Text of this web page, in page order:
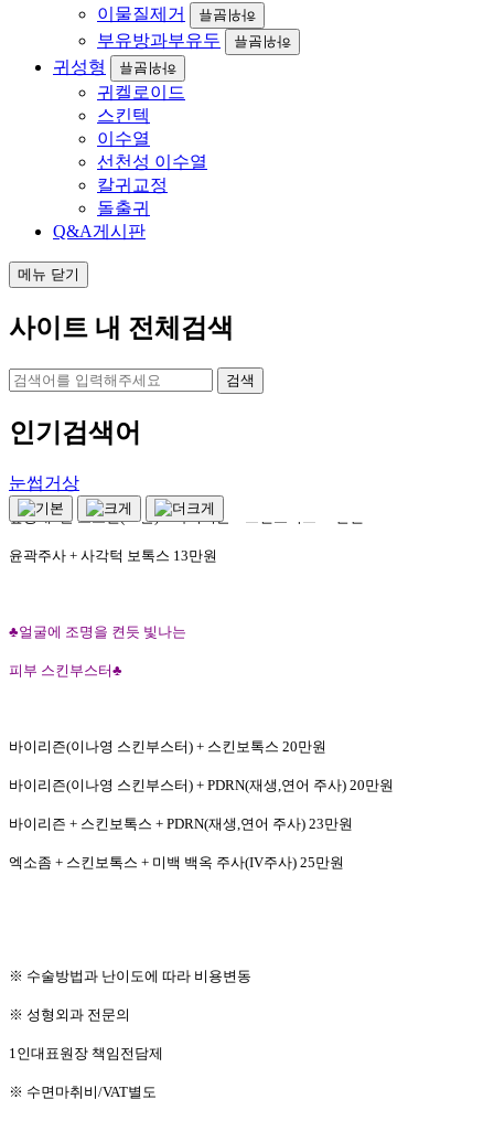
이물질제거
하위분류
부유방과부유두 하위분류
귀성형 하위분류
귀켈로이드
스킨텍
이수열
선천성 이수열
칼귀교정
돌출귀
Q&A게시판
메뉴 닫기
사이트 내 전체검색
검색
인기검색어
눈썹거상
비중격연골) 350만원
코끝 성형 169만원
159만원
실리콘) 180
350 만원
설 연휴 후 리프레시 이벤트
실리프팅(블루로즈
앞광대~볼 모노실(60줄) +바이리즌
윤곽주사 + 사각턱 보톡스 13만원
♣얼굴에 조명을 켠듯 빛나는
피부 스킨부스터♣
바이리즌(이나영 스킨부스터) + 스킨보톡스 20만원
바이리즌(이나영 스킨부스터) + PDRN(재생,연어 주사) 20만원
바이리즌 + 스킨보톡스 + PDRN(재생,연어 주사) 23만원
엑소좀 + 스킨보톡스 + 미백 백옥 주사(IV주사) 25만원
※ 수술방법과 난이도에 따라 비용변동
※ 성형외과 전문의
1인대표원장 책임전담제
※ 수면마취비/VAT별도